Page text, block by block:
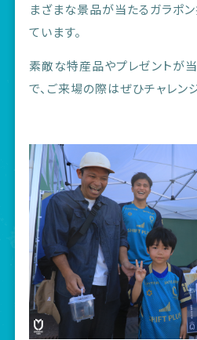
まざまな景品が当たるガラポ
ています。
素敵な特産品やプレゼントが
で、ご来場の際はぜひチャレン